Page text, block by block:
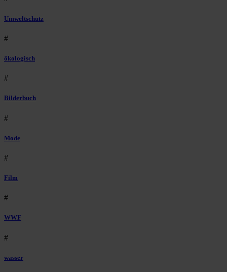
Umweltschutz
#
ökologisch
#
Bilderbuch
#
Mode
#
Film
#
WWF
#
wasser